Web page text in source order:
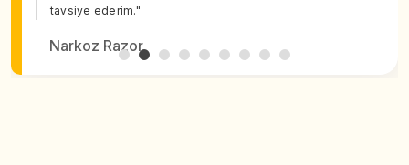
tavsiye ederim."
Narkoz Razor